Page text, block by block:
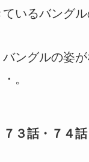
いるバング
ングルの姿
。
３話・７４